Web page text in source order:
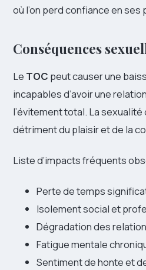
où l’on perd confiance en
Conséquences
Le TOC peut causer une
incapables d’avoir une
l’évitement total. La
détriment du plaisir et de la
Liste d’impacts fréquents
Perte de temps
Isolement social et
Dégradation des
Fatigue mentale
Sentiment de honte et